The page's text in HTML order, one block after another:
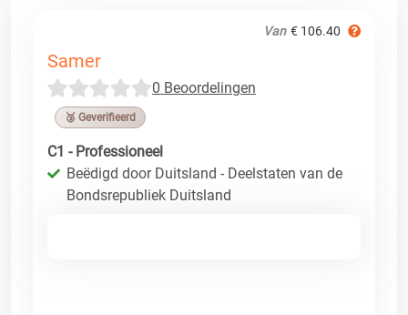
Van € 106.40
Samer
0 Beoordelingen
🥉 Geverifieerd
C1 - Professioneel
Beëdigd door Duitsland - Deelstaten van de
Bondsrepubliek Duitsland